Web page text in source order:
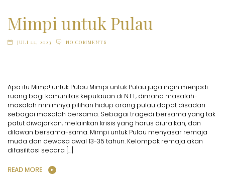
Mimpi untuk Pulau
JULI 22, 2023 NO COMMENTS
Apa itu Mimp! untuk Pulau Mimpi untuk Pulau juga ingin menjadi
ruang bagi komunitas kepulauan di NTT, dimana masalah-
masalah minimnya pilihan hidup orang pulau dapat disadari
sebagai masalah bersama. Sebagai tragedi bersama yang tak
patut diwajarkan, melainkan krisis yang harus diuraikan, dan
dilawan bersama-sama. Mimpi untuk Pulau menyasar remaja
muda dan dewasa awal 13-35 tahun. Kelompok remaja akan
difasilitasi secara […]
READ MORE